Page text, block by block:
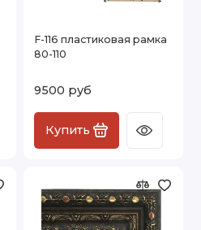
F-116 пластиковая рамка
80-110
9500 руб
Купить